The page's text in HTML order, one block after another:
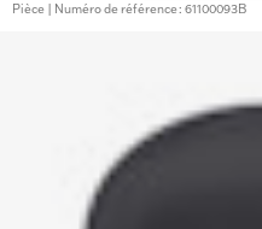
Pièce | Numéro de référence : 61100093B